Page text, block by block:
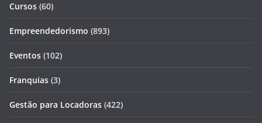
Cursos (60)
Empreendedorismo (893)
Eventos (102)
Franquias (3)
Gestão para Locadoras (422)